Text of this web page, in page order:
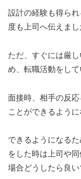
設計の経験も得ら
度も上司へ伝えまし
ただ、すぐには厳
め、転職活動をして
面接時、相手の反
ことができるよう
できるようになる
をした時は上司や
場合どうしたら良い